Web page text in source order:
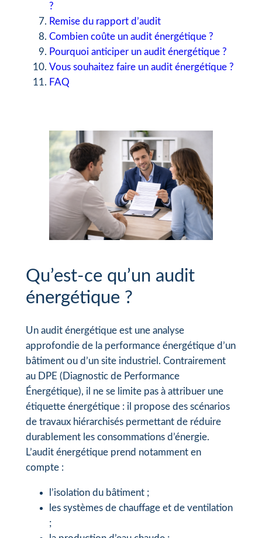
?
Remise du rapport d’audit
Combien coûte un audit énergétique ?
Pourquoi anticiper un audit énergétique ?
Vous souhaitez faire un audit énergétique ?
FAQ
Qu’est-ce qu’un audit
énergétique ?
Un audit énergétique est une analyse
approfondie de la performance énergétique d’un
bâtiment ou d’un site industriel. Contrairement
au DPE (Diagnostic de Performance
Énergétique), il ne se limite pas à attribuer une
étiquette énergétique : il propose des scénarios
de travaux hiérarchisés permettant de réduire
durablement les consommations d’énergie.
L’audit énergétique prend notamment en
compte :
l’isolation du bâtiment ;
les systèmes de chauffage et de ventilation
;